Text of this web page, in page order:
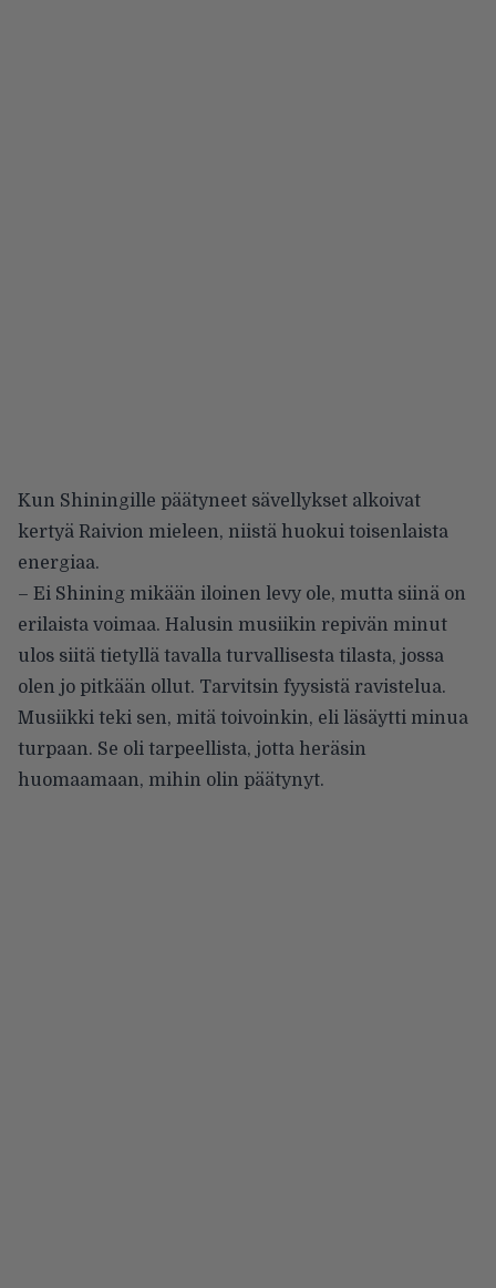
Kun Shiningille päätyneet sävellykset alkoivat
kertyä Raivion mieleen, niistä huokui toisenlaista
energiaa.
– Ei Shining mikään iloinen levy ole, mutta siinä on
erilaista voimaa. Halusin musiikin repivän minut
ulos siitä tietyllä tavalla turvallisesta tilasta, jossa
olen jo pitkään ollut. Tarvitsin fyysistä ravistelua.
Musiikki teki sen, mitä toivoinkin, eli läsäytti minua
turpaan. Se oli tarpeellista, jotta heräsin
huomaamaan, mihin olin päätynyt.